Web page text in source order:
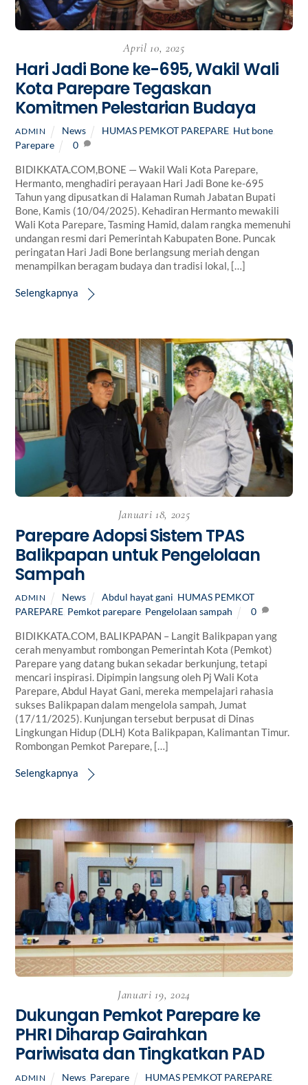
April 10, 2025
Hari Jadi Bone ke-695, Wakil Wali
Kota Parepare Tegaskan
Komitmen Pelestarian Budaya
ADMIN News HUMAS PEMKOT PAREPARE, Hut bone,
Parepare
0
BIDIKKATA.COM,BONE — Wakil Wali Kota Parepare,
Hermanto, menghadiri perayaan Hari Jadi Bone ke-695
Tahun yang dipusatkan di Halaman Rumah Jabatan Bupati
Bone, Kamis (10/04/2025). Kehadiran Hermanto mewakili
Wali Kota Parepare, Tasming Hamid, dalam rangka memenuhi
undangan resmi dari Pemerintah Kabupaten Bone. Puncak
peringatan Hari Jadi Bone berlangsung meriah dengan
menampilkan beragam budaya dan tradisi lokal, […]
Selengkapnya
Januari 18, 2025
Parepare Adopsi Sistem TPAS
Balikpapan untuk Pengelolaan
Sampah
ADMIN News Abdul hayat gani HUMAS PEMKOT
PAREPARE Pemkot parepare Pengelolaan sampah 0
BIDIKKATA.COM, BALIKPAPAN – Langit Balikpapan yang
cerah menyambut rombongan Pemerintah Kota (Pemkot)
Parepare yang datang bukan sekadar berkunjung, tetapi
mencari inspirasi. Dipimpin langsung oleh Pj Wali Kota
Parepare, Abdul Hayat Gani, mereka mempelajari rahasia
sukses Balikpapan dalam mengelola sampah, Jumat
(17/11/2025). Kunjungan tersebut berpusat di Dinas
Lingkungan Hidup (DLH) Kota Balikpapan, Kalimantan Timur.
Rombongan Pemkot Parepare, […]
Selengkapnya
Januari 19, 2024
Dukungan Pemkot Parepare ke
PHRI Diharap Gairahkan
Pariwisata dan Tingkatkan PAD
ADMIN News, Parepare HUMAS PEMKOT PAREPARE,